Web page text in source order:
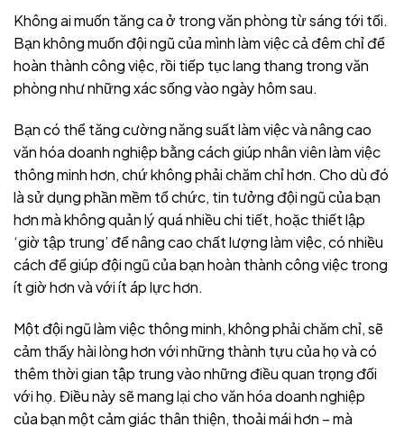
Không ai muốn tăng ca ở trong văn phòng từ sáng tới tối.
Bạn không muốn đội ngũ của mình làm việc cả đêm chỉ để
hoàn thành công việc, rồi tiếp tục lang thang trong văn
phòng như những xác sống vào ngày hôm sau.
Bạn có thể tăng cường năng suất làm việc và nâng cao
văn hóa doanh nghiệp bằng cách giúp nhân viên làm việc
thông minh hơn, chứ không phải chăm chỉ hơn. Cho dù đó
là sử dụng phần mềm tổ chức, tin tưởng đội ngũ của bạn
hơn mà không quản lý quá nhiều chi tiết, hoặc thiết lập
‘giờ tập trung’ để nâng cao chất lượng làm việc, có nhiều
cách để giúp đội ngũ của bạn hoàn thành công việc trong
ít giờ hơn và với ít áp lực hơn.
Một đội ngũ làm việc thông minh, không phải chăm chỉ, sẽ
cảm thấy hài lòng hơn với những thành tựu của họ và có
thêm thời gian tập trung vào những điều quan trọng đối
với họ. Điều này sẽ mang lại cho văn hóa doanh nghiệp
của bạn một cảm giác thân thiện, thoải mái hơn – mà